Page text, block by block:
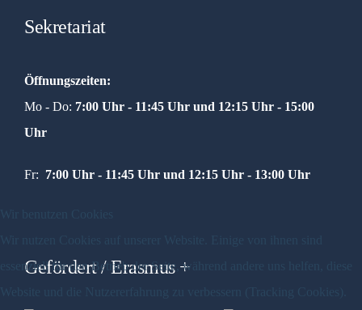
Sekretariat
Öffnungszeiten:
Mo - Do: 7:00 Uhr - 11:45 Uhr und 12:15 Uhr - 15:00
Uhr
Fr: 7:00 Uhr - 11:45 Uhr und 12:15 Uhr - 13:00 Uhr
Gefördert / Erasmus +
essenziell für den Betrieb der Seite, während andere uns helfen, diese